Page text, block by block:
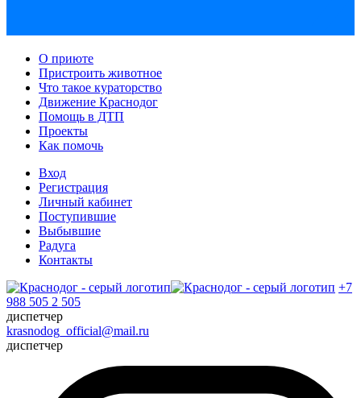
О приюте
Пристроить животное
Что такое кураторство
Движение Краснодог
Помощь в ДТП
Проекты
Как помочь
Вход
Регистрация
Личный кабинет
Поступившие
Выбывшие
Радуга
Контакты
+7
988 505 2 505
диспетчер
krasnodog_official@mail.ru
диспетчер